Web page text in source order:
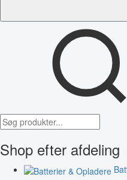
Shop efter afdeling